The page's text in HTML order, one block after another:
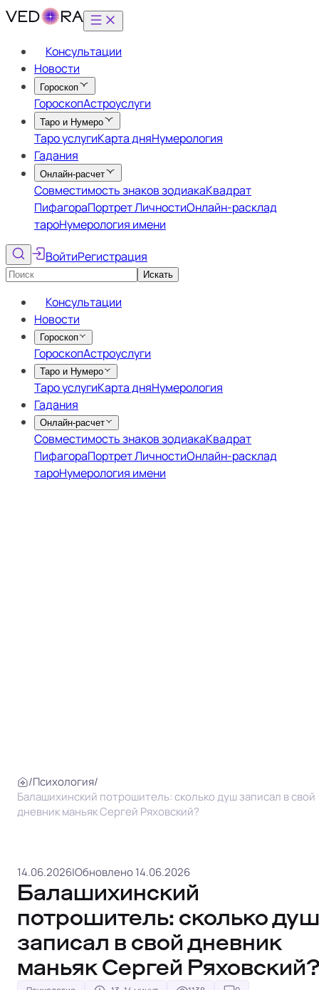
/Психология/
Балашихинский потрошитель: сколько душ записал в свой
дневник маньяк Сергей Ряховский?
14.06.2026|Обновлено 14.06.2026
Балашихинский
потрошитель: сколько душ
записал в свой дневник
маньяк Сергей Ряховский?